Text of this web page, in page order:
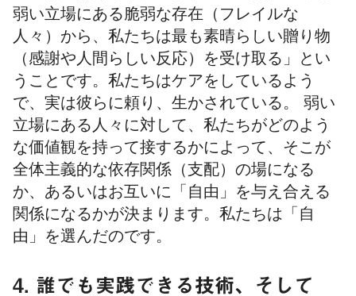
弱い立場にある脆弱な存在（フレイルな
人々）から、私たちは最も素晴らしい贈り物
（感謝や人間らしい反応）を受け取る」とい
うことです。私たちはケアをしているよう
で、実は彼らに頼り、生かされている。 弱い
立場にある人々に対して、私たちがどのよう
な価値観を持って接するかによって、そこが
全体主義的な依存関係（支配）の場になる
か、あるいはお互いに「自由」を与え合える
関係になるかが決まります。私たちは「自
由」を選んだのです。
4. 誰でも実践できる技術、そして